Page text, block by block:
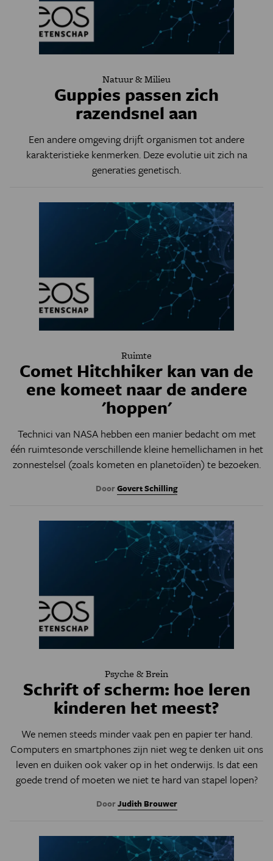
Natuur & Milieu
Guppies passen zich
razendsnel aan
Een andere omgeving drijft organismen tot andere
karakteristieke kenmerken. Deze evolutie uit zich na
generaties genetisch.
Ruimte
Comet Hitchhiker kan van de
ene komeet naar de andere
'hoppen'
Technici van NASA hebben een manier bedacht om met
één ruimtesonde verschillende kleine hemellichamen in het
zonnestelsel (zoals kometen en planetoïden) te bezoeken.
DoorGovert Schilling
Psyche & Brein
Schrift of scherm: hoe leren
kinderen het meest?
We nemen steeds minder vaak pen en papier ter hand.
Computers en smartphones zijn niet weg te denken uit ons
leven en duiken ook vaker op in het onderwijs. Is dat een
goede trend of moeten we niet te hard van stapel lopen?
DoorJudith Brouwer